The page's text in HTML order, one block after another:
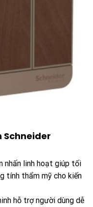
Schneider
nhấn linh hoạt giúp tối
tính thẩm mỹ cho kiến
hỗ trợ người dùng dễ